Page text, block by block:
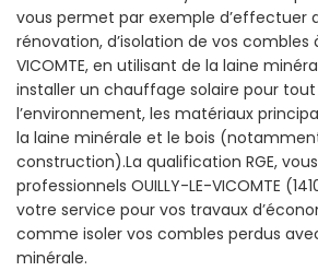
vous permet par exemple d’effectuer
rénovation, d’isolation de vos combles
VICOMTE, en utilisant de la laine
installer un chauffage solaire pour
l’environnement, les matériaux
la laine minérale et le bois
construction).La qualification RGE,
professionnels OUILLY-LE-VICOMTE
votre service pour vos travaux
comme isoler vos combles perdus
minérale.